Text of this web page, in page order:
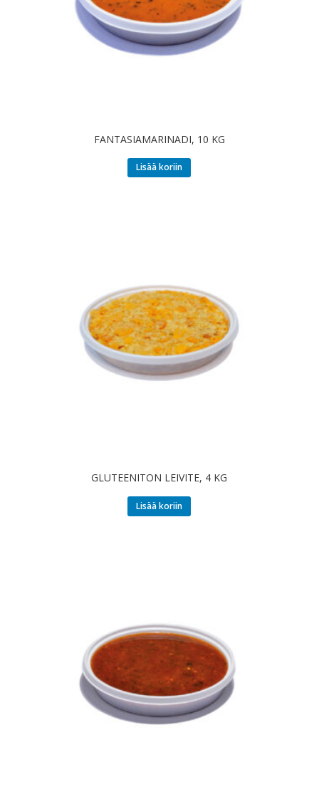
FANTASIAMARINADI, 10 KG
Lisää koriin
GLUTEENITON LEIVITE, 4 KG
Lisää koriin